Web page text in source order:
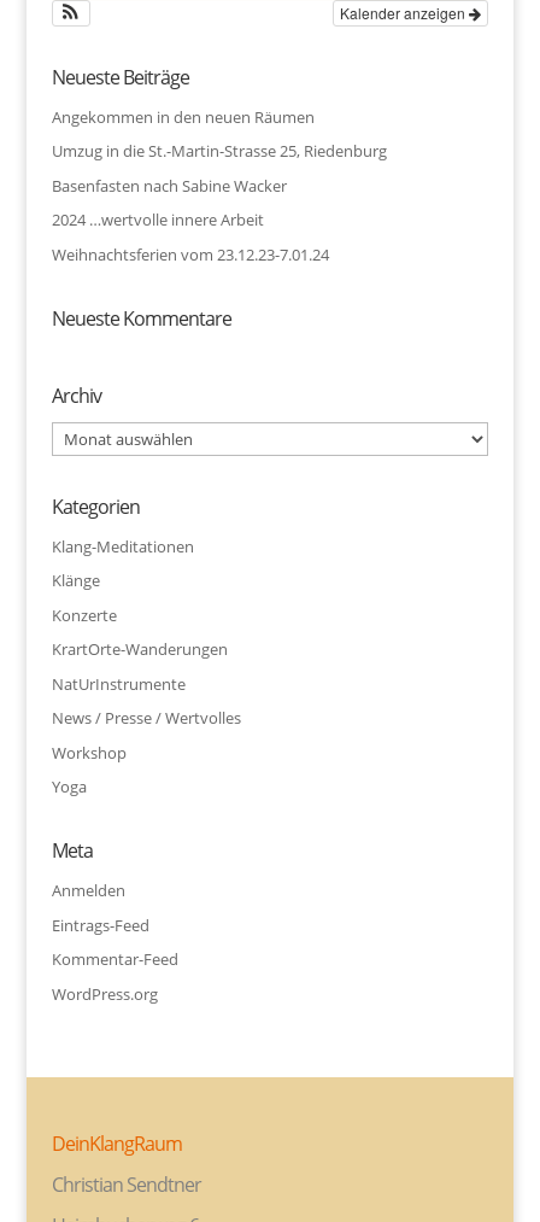
Kalender anzeigen
Neueste Beiträge
Angekommen in den neuen Räumen
Umzug in die St.-Martin-Strasse 25, Riedenburg
Basenfasten nach Sabine Wacker
2024 …wertvolle innere Arbeit
Weihnachtsferien vom 23.12.23-7.01.24
Neueste Kommentare
Archiv
Archiv
Kategorien
Klang-Meditationen
Klänge
Konzerte
KrartOrte-Wanderungen
NatUrInstrumente
News / Presse / Wertvolles
Workshop
Yoga
Meta
Anmelden
Eintrags-Feed
Kommentar-Feed
WordPress.org
DeinKlangRaum
Christian Sendtner